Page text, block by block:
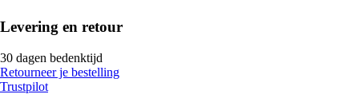
Levering en retour
30 dagen bedenktijd
Retourneer je bestelling
Trustpilot